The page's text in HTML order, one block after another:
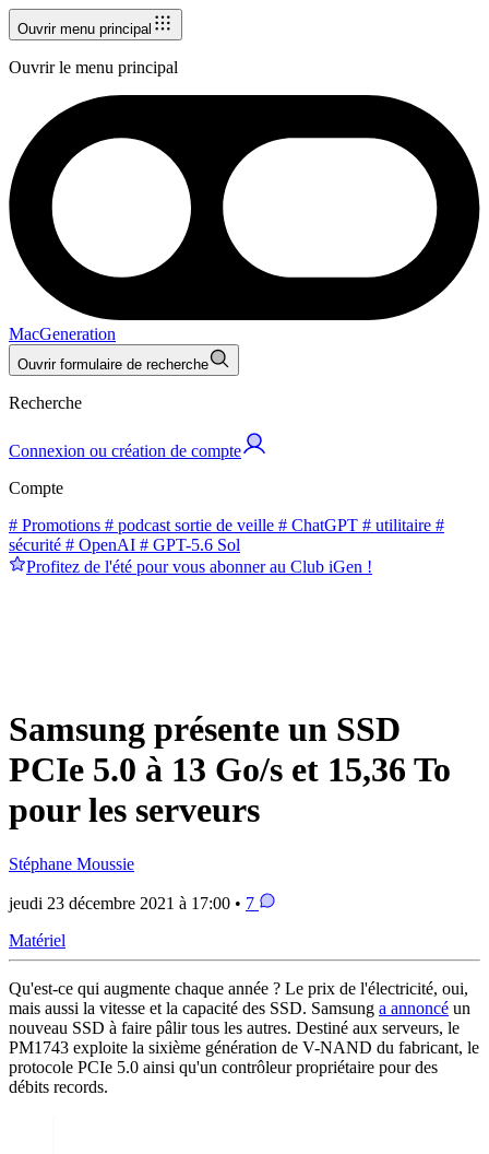
Ouvrir menu principal
Ouvrir le menu principal
MacGeneration
Ouvrir formulaire de recherche
Recherche
Connexion ou création de compte
Compte
# Promotions # podcast sortie de veille # ChatGPT # utilitaire #
sécurité # OpenAI # GPT-5.6 Sol
Profitez de l'été pour vous abonner au Club iGen !
Samsung présente un SSD
PCIe 5.0 à 13 Go/s et 15,36 To
pour les serveurs
Stéphane Moussie
jeudi 23 décembre 2021 à 17:00 • 7
Matériel
Qu'est-ce qui augmente chaque année ? Le prix de l'électricité, oui,
mais aussi la vitesse et la capacité des SSD. Samsung a annoncé un
nouveau SSD à faire pâlir tous les autres. Destiné aux serveurs, le
PM1743 exploite la sixième génération de V-NAND du fabricant, le
protocole PCIe 5.0 ainsi qu'un contrôleur propriétaire pour des
débits records.